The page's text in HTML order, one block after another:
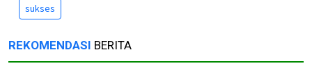
sukses
REKOMENDASI BERITA